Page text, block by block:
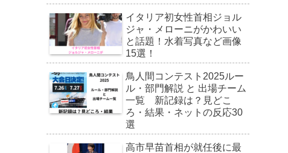
イタリア初女性首相ジョル
ジャ・メローニがかわいい
と話題！水着写真など画像
15選！
鳥人間コンテスト2025ルー
ル・部門解説 と 出場チーム
一覧 新記録は？見どこ
ろ・結果・ネットの反応30
選
高市早苗首相が就任後に最